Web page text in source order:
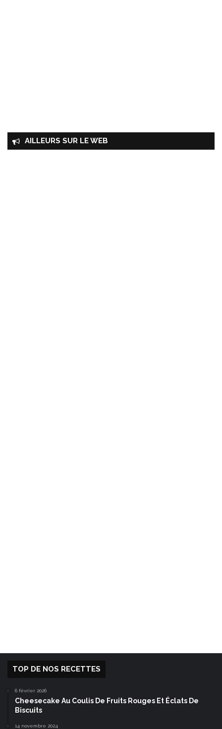
AILLEURS SUR LE WEB
TOP DE NOS RECETTES
6 février 2026
Cheesecake Au Coulis De Fruits Rouges Et Éclats De
Biscuits
14 novembre 2024